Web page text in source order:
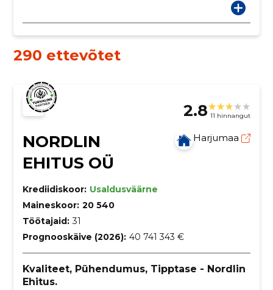
290 ettevõtet
2.8 11 hinnangut
NORDLIN
EHITUS OÜ
Harjumaa
Krediidiskoor: Usaldusväärne
Maineskoor: 20 540
Töötajaid: 31
Prognooskäive (2026): 40 741 343 €
Kvaliteet, Pühendumus, Tipptase - Nordlin
Ehitus.